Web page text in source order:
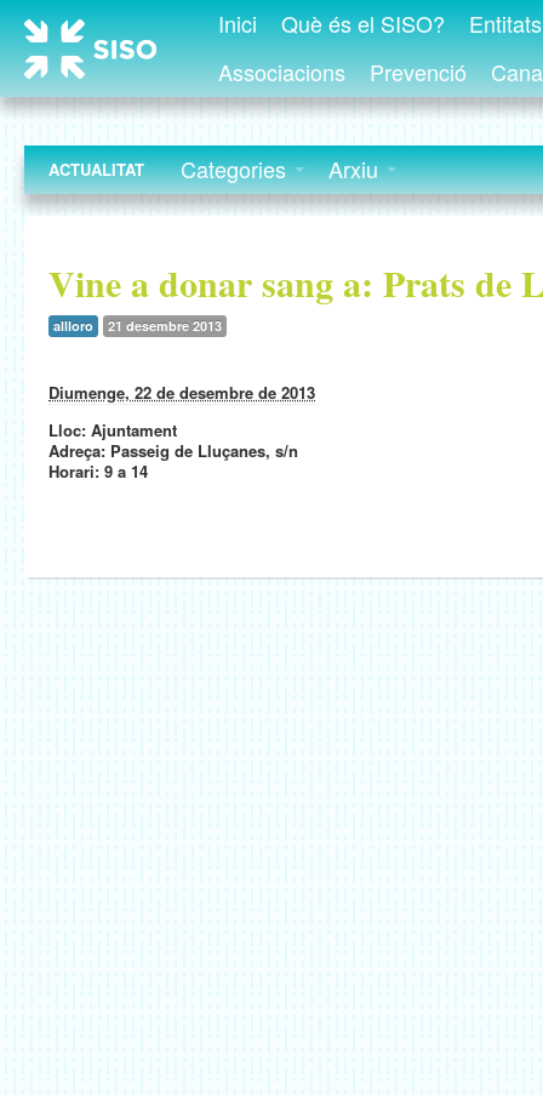
Inici Què és el SISO?
Associacions
Prevenció
ACTUALITAT Categories Arxiu
Vine a donar sang a: Prats de
allloro 21 desembre 2013
Diumenge, 22 de desembre de 2013
Lloc: Ajuntament
Adreça: Passeig de Lluçanes, s/n
Horari: 9 a 14